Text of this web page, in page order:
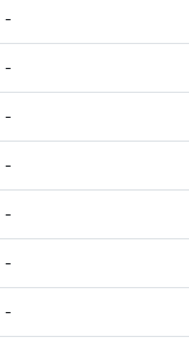
-
-
-
-
-
-
-